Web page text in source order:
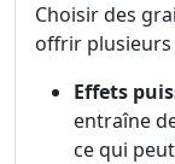
Choisir des
offrir plusieurs
Effets
entraîne
ce qui